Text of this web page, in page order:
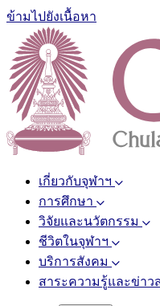
ข้ามไปยังเนื้อหา
เกี่ยวกับจุฬาฯ
การศึกษา
วิจัยและนวัตกรรม
ชีวิตในจุฬาฯ
บริการสังคม
สาระความรู้และข่าว